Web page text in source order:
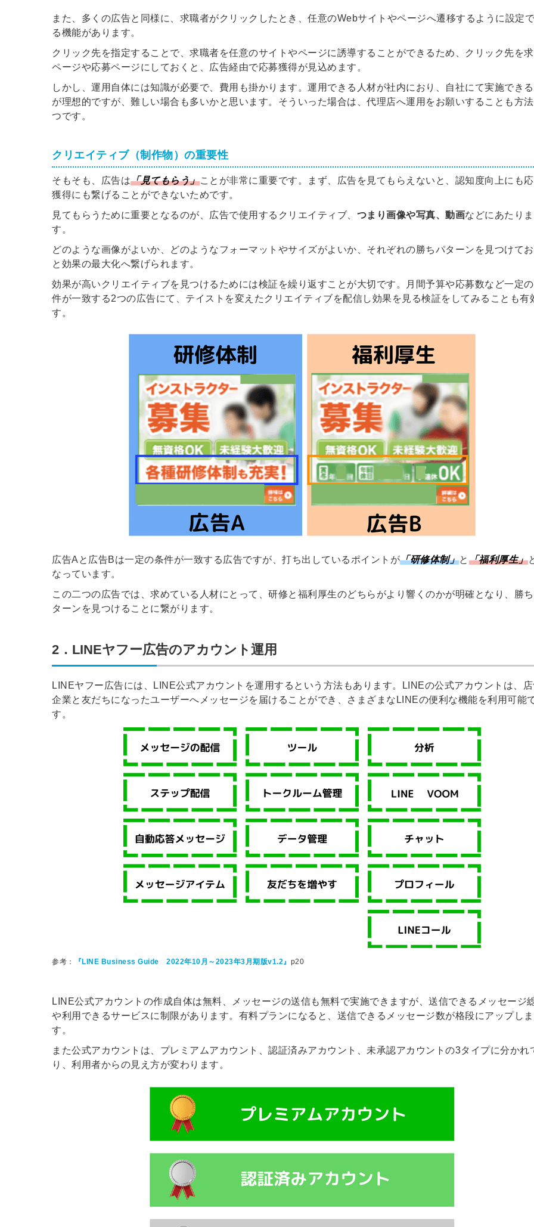
また、多くの広告と同様に、求職者がクリックしたとき、任意のWebサイトやページへ遷移するように設定
る機能があります。
クリック先を指定することで、求職者を任意のサイトやページに誘導することができるため、クリック先を
ページや応募ページにしておくと、広告経由で応募獲得が見込めます。
しかし、運用自体には知識が必要で、費用も掛かります。運用できる人材が社内におり、自社にて実施でき
が理想的ですが、難しい場合も多いかと思います。そういった場合は、代理店へ運用をお願いすることも方
つです。
クリエイティブ（制作物）の重要性
そもそも、広告は「見てもらう」ことが非常に重要です。まず、広告を見てもらえないと、認知度向上にも
獲得にも繋げることができないためです。
見てもらうために重要となるのが、広告で使用するクリエイティブ、 つまり画像や写真、動画などにあたりま
す。
どのような画像がよいか、どのようなフォーマットやサイズがよいか、それぞれの勝ちパターンを見つけて
と効果の最大化へ繋げられます。
効果が高いクリエイティブを見つけるためには検証を繰り返すことが大切です。月間予算や応募数など一定
件が一致する2つの広告にて、テイストを変えたクリエイティブを配信し効果を見る検証をしてみることも有
す。
広告Aと広告Bは一定の条件が一致する広告ですが、打ち出しているポイントが「研修体制」と 「福利厚生」
なっています。
この二つの広告では、求めている人材にとって、研修と福利厚生のどちらがより響くのかが明確となり、勝
ターンを見つけることに繋がります。
2．LINEヤフー広告のアカウント運用
LINEヤフー広告には、LINE公式アカウントを運用するという方法もあります。LINEの公式アカウントは、
企業と友だちになったユーザーへメッセージを届けることができ、さまざまなLINEの便利な機能を利用可能
す。
参考： 『LINE Business Guide 2022年10月～2023年3月期版v1.2』 p20
LINE公式アカウントの作成自体は無料、メッセージの送信も無料で実施できますが、送信できるメッセージ
や利用できるサービスに制限があります。有料プランになると、送信できるメッセージ数が格段にアップしま
す。
また公式アカウントは、プレミアムアカウント、認証済みアカウント、未承認アカウントの3タイプに分かれ
り、利用者からの見え方が変わります。
ログイン
全てのコンテンツをご利用す
るにはログインが必要です。
会員登録はこちら
メールアドレス
ログイン
する
他サービスIDでログイン
なく投稿することはありません
会員登録
メールアドレス
※ログインIDとなり
ます
利用規約と個人情報
について
同意のうえ
登
録
す
る
他サービスIDで登録
なたの許可なく投稿
解決
頼れる
ートナ
ー」
の特徴
ノウハウ資料
が届く
採用にまつわ
る独自の調査
レポートが届
く
採用課題の解
たインタビュ
る
用担当者様のお役
に立てる情報を発
信してまいりま
す。